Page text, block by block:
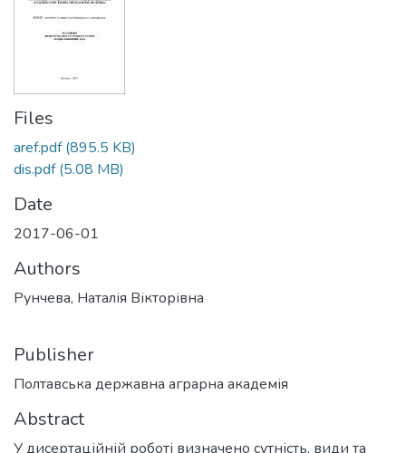
Files
aref.pdf(895.5 KB)
dis.pdf(5.08 MB)
Date
2017-06-01
Authors
Рунчева, Наталія Вікторівна
Publisher
Полтавська державна аграрна академія
Abstract
У дисертаційній роботі визначено сутність, види та